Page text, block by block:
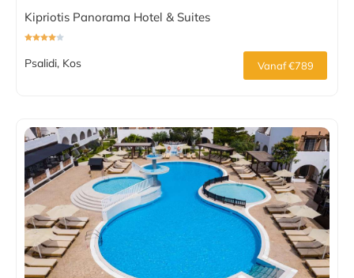
Kipriotis Panorama Hotel & Suites
Psalidi, Kos Vanaf €789